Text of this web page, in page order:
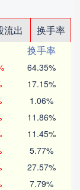
流出
换手率
换手率
64.35%
17.15%
1.06%
11.86%
11.45%
5.77%
27.57%
7.79%